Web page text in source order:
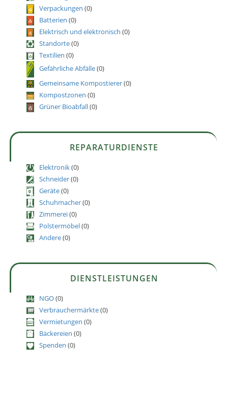
Verpackungen (0)
Batterien (0)
Elektrisch und elektronisch (0)
Standorte(0)
Textilien (0)
Gefährliche Abfälle(0)
Gemeinsame Kompostierer(0)
Kompostzonen (0)
Grüner Bioabfall(0)
REPARATURDIENSTE
Elektronik(0)
Schneider(0)
Geräte(0)
Schuhmacher(0)
Zimmerei(0)
Polstermöbel(0)
Andere(0)
DIENSTLEISTUNGEN
NGO(0)
Verbrauchermärkte(0)
Vermietungen (0)
Bäckereien (0)
Spenden (0)